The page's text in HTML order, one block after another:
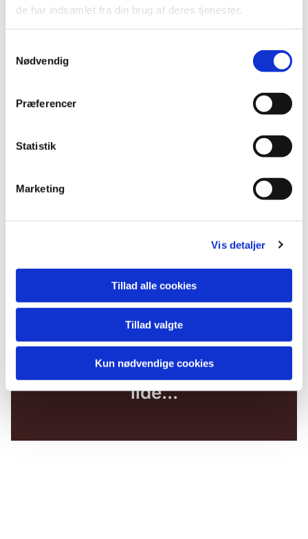
de har indsamlet fra din brug af deres tjenester.
Nødvendig
Præferencer
Statistik
Marketing
Vis detaljer
Tillad alle cookies
Tillad valgte
Kun nødvendige cookies
Velsignelse
Du vil måske også kunne
lide...